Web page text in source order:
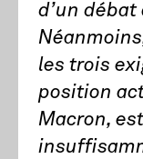
d’un débat
les trois
position
Macron,